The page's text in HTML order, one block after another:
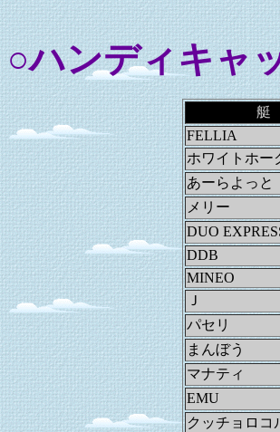
○ハンディキャ
FELLIA
ホワイトホー
あーらよっと
メリー
DUO
DDB
MINEO
Ｊ
パセリ
まんぼう
マナティ
EMU
クッチョロコ